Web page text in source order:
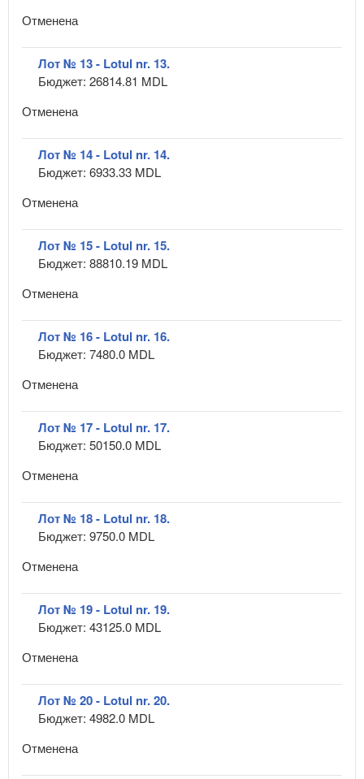
Отменена
Лот № 13 - Lotul nr. 13.
Бюджет: 26814.81 MDL
Отменена
Лот № 14 - Lotul nr. 14.
Бюджет: 6933.33 MDL
Отменена
Лот № 15 - Lotul nr. 15.
Бюджет: 88810.19 MDL
Отменена
Лот № 16 - Lotul nr. 16.
Бюджет: 7480.0 MDL
Отменена
Лот № 17 - Lotul nr. 17.
Бюджет: 50150.0 MDL
Отменена
Лот № 18 - Lotul nr. 18.
Бюджет: 9750.0 MDL
Отменена
Лот № 19 - Lotul nr. 19.
Бюджет: 43125.0 MDL
Отменена
Лот № 20 - Lotul nr. 20.
Бюджет: 4982.0 MDL
Отменена